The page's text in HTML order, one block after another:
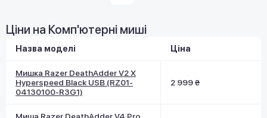
Ціни на Комп'ютерні миші
Назва моделі Ціна
Мишка Razer DeathAdder V2 X
Hyperspeed Black USB (RZ01-
04130100-R3G1)
2 999 ₴